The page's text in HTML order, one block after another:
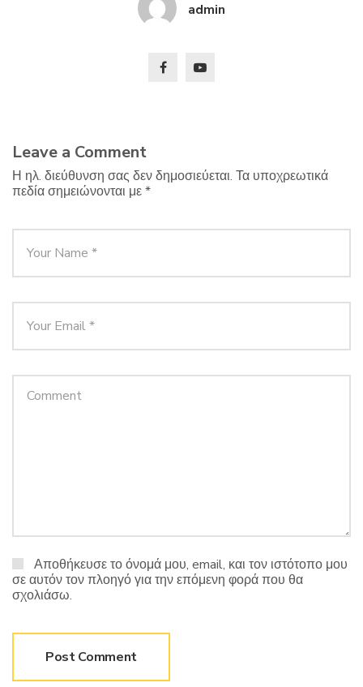
admin
Leave a Comment
Η ηλ. διεύθυνση σας δεν δημοσιεύεται. Τα υποχρεωτικά
πεδία σημειώνονται με*
Αποθήκευσε το όνομά μου, email, και τον ιστότοπο μου
σε αυτόν τον πλοηγό για την επόμενη φορά που θα
σχολιάσω.